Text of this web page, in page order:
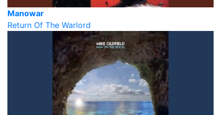
Manowar
Return Of The Warlord